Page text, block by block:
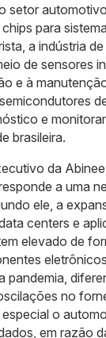
setor
para
a indústria
de sensores
e à
e
brasileira.
da
a uma
ele, a
centers e
elevado de
pandemia,
no
o
em razão